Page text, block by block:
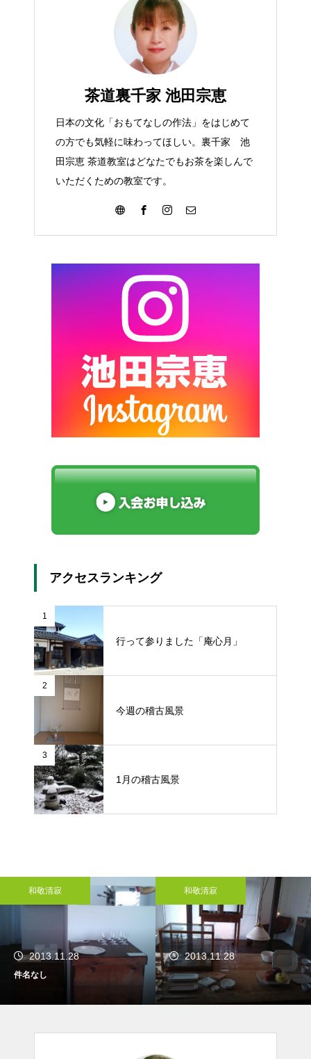
茶道裏千家 池田宗恵
日本の文化「おもてなしの作法」をはじめて
の方でも気軽に味わってほしい。裏千家 池
田宗恵 茶道教室はどなたでもお茶を楽しんで
いただくための教室です。
アクセスランキング
1
行って参りました「庵心月」
2
今週の稽古風景
3
1月の稽古風景
和敬清寂
2013.11.28
件名なし
和敬清寂
2013.11.28